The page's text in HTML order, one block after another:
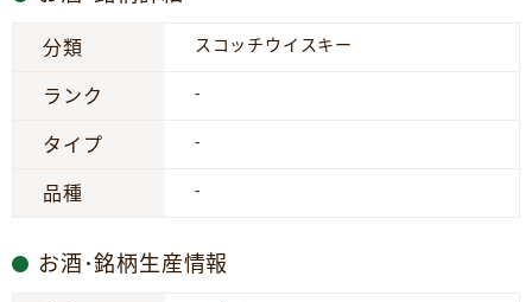
分類 スコッチウイスキー
ランク -
タイプ -
品種 -
お酒･銘柄生産情報